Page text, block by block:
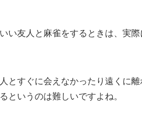
い友人と麻雀をするときは、実
とすぐに会えなかったり遠くに
というのは難しいですよね。